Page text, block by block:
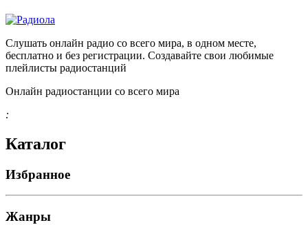
Слушать онлайн радио со всего мира, в одном месте,
бесплатно и без регистрации. Создавайте свои любимые
плейлисты радиостанций
Онлайн радиостанции со всего мира
:
Каталог
Избранное
Жанры